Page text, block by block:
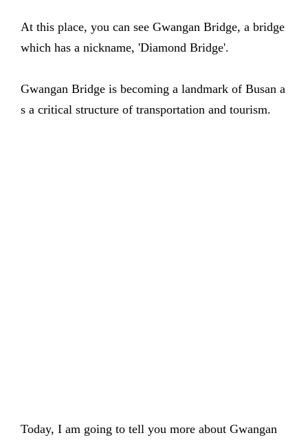
At this place, you can see Gwangan Bridge, a bridge
which has a nickname, 'Diamond Bridge'.
Gwangan Bridge is becoming a landmark of Busan a
s a critical structure of transportation and tourism.
Today, I am going to tell you more about Gwangan